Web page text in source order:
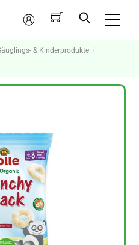
Mein
Konto& Kinderprodukte